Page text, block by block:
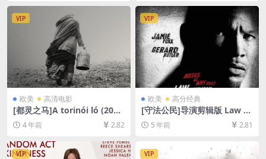
VIP
欧美 高清电影
[都灵之马]A torinói ló (201
1)[百度网盘+迅雷云盘资源10
80P超清未删减][MP4/7.3GB]
[中文字幕]
4 年前 2.82
VIP
欧美 高分经典
[守法公民]导演剪辑版 Law A
biding Citizen (2009)[百度网
盘+迅雷云盘资源1080P超清
幕]
5 年前 2.81
VIP VIP